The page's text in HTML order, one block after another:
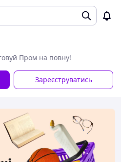
Пром на повну!
Зареєструватись